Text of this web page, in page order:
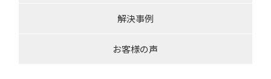
解決事例
お客様の声